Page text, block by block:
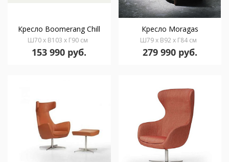
Кресло Boomerang Chill
Ш70 x В103 x Г90 см
153 990 руб.
Кресло Moragas
Ш79 x В92 x Г84 см
279 990 руб.